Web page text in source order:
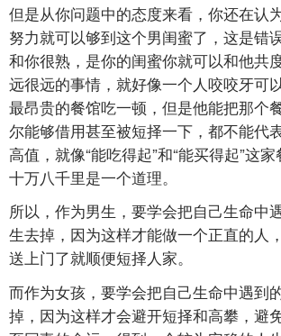
但是从你问题中的态度来看，你还在认
努力就可以够到这个男闺蜜了，这是错
和你很熟，是你的闺蜜你就可以和他共
远很远的事情，就好像一个人咬咬牙可
最昂贵的餐馆吃一顿，但是他能把那个
尔能够借用甚至被短择一下，都不能代
高值，就像“能吃得起”和“能买得起”这
十万八千里是一个道理。
所以，作为男生，要学会把自己生命中
生去掉，因为这样才能做一个正直的人
送上门了就顺便短择人家。
而作为女孩，要学会把自己生命中遇到
掉，因为这样才会避开短择和高攀，避